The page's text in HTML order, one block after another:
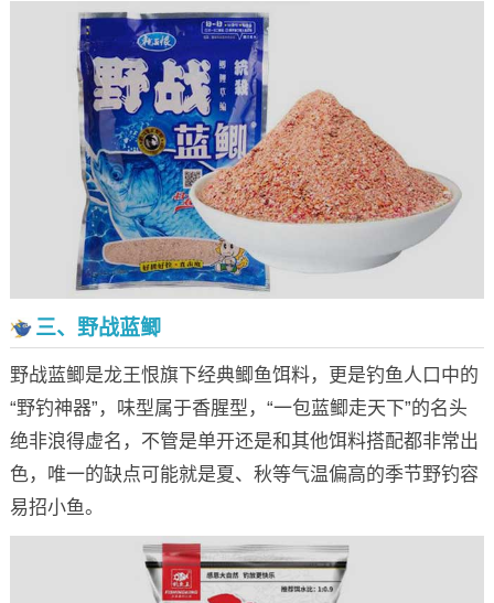
三、野战蓝鲫
野战蓝鲫是龙王恨旗下经典鲫鱼饵料，更是钓鱼人口中的
“野钓神器”，味型属于香腥型，“一包蓝鲫走天下”的名头
绝非浪得虚名，不管是单开还是和其他饵料搭配都非常出
色，唯一的缺点可能就是夏、秋等气温偏高的季节野钓容
易招小鱼。